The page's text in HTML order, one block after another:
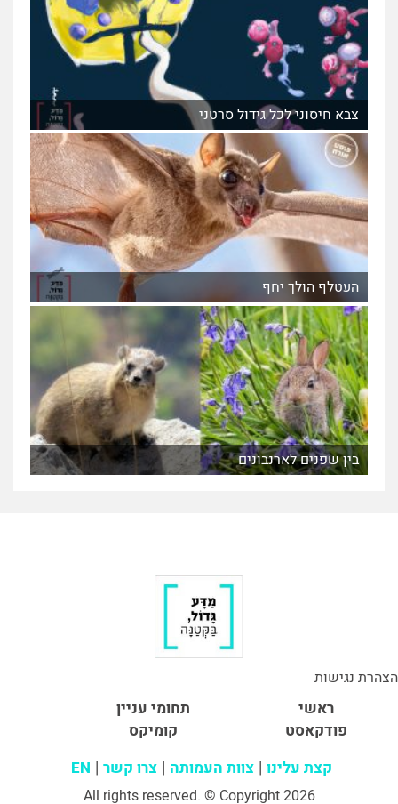
צבא חיסוני לכל גידול סרטני
העטלף הולך יחף
בין שפנים לארנבונים
הצהרת נגישות
ראשי
תחומי עניין
פודקאסט
קומיקס
קצת עלינו צוות העמותה צרו קשר EN
All rights reserved. © Copyright 2026